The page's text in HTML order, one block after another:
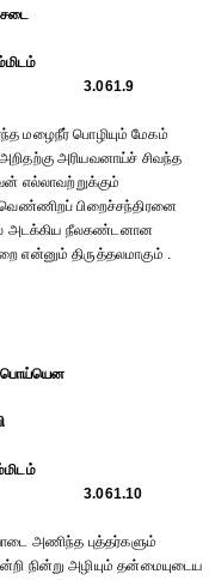
3.061.9
மழைநீர் பொழியும் மேகம்
அரியவனாய்ச் சிவந்த
எல்லாவற்றுக்கும்
வெண்ணிறப் பிறைச்சந்திரனை
அடக்கிய நீலகண்டனான
என்னும் திருத்தலமாகும் .
பொய்யென
3.061.10
அணிந்த புத்தர்களும்
நின்று அழியும் தன்மையுடைய